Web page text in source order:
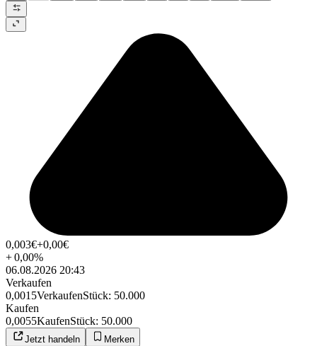
0,003€+0,00€
+0,00%
06.08.2026 20:43
Verkaufen
0,0015VerkaufenStück: 50.000
Kaufen
0,0055KaufenStück: 50.000
Jetzt handeln Merken